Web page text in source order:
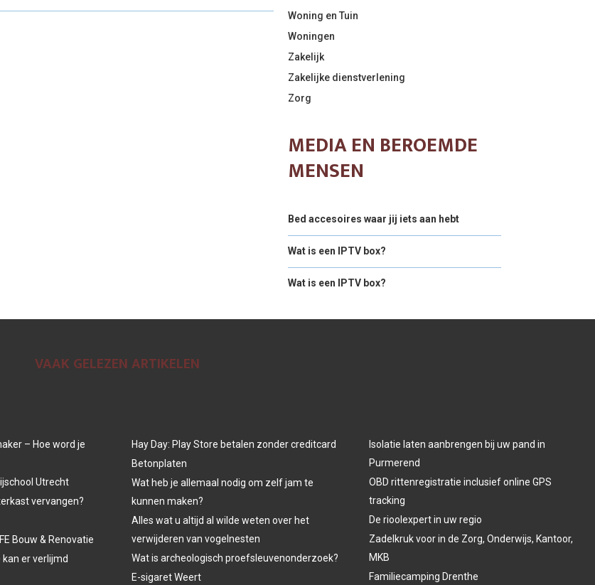
Woning en Tuin
Woningen
Zakelijk
Zakelijke dienstverlening
Zorg
MEDIA EN BEROEMDE
MENSEN
Bed accesoires waar jij iets aan hebt
Wat is een IPTV box?
Wat is een IPTV box?
VAAK GELEZEN ARTIKELEN
– Hoe word je
Utrecht
vervangen?
Bouw & Renovatie
er verlijmd
Hay Day: Play Store betalen zonder creditcard
Betonplaten
Wat heb je allemaal nodig om zelf jam te
kunnen maken?
Alles wat u altijd al wilde weten over het
verwijderen van vogelnesten
Wat is archeologisch proefsleuvenonderzoek?
E-sigaret Weert
Isolatie laten aanbrengen bij uw pand in
Purmerend
OBD rittenregistratie inclusief online GPS
tracking
De rioolexpert in uw regio
Zadelkruk voor in de Zorg, Onderwijs, Kantoor,
MKB
Familiecamping Drenthe